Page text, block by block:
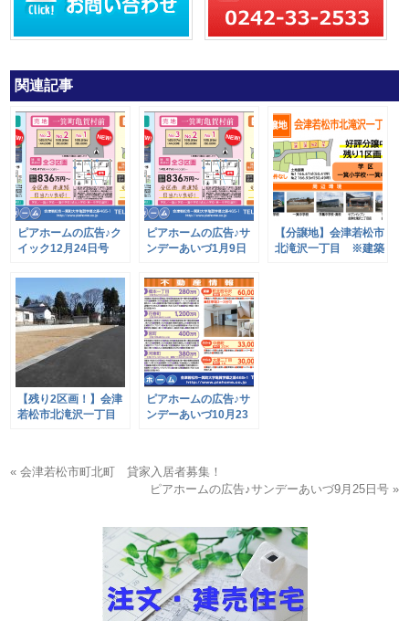
関連記事
ピアホームの広告♪ク
イック12月24日号
ピアホームの広告♪サ
ンデーあいづ1月9日
【分譲地】会津若松市
北滝沢一丁目 ※建築
【残り2区画！】会津
若松市北滝沢一丁目
ピアホームの広告♪サ
ンデーあいづ10月23
« 会津若松市町北町 貸家入居者募集！
ピアホームの広告♪サンデーあいづ9月25日号 »